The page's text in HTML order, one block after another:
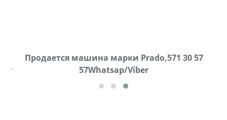
Продается машина марки Prado,571 30 57
57Whatsap/Viber
Продается соль оптом и в розницу в мешках,
500 22 47 42